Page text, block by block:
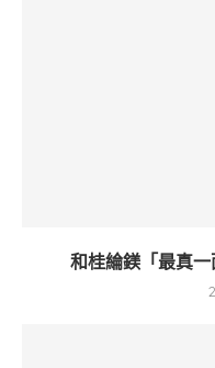
和桂綸鎂「最真